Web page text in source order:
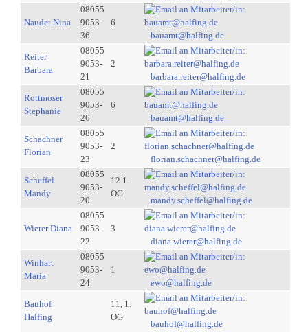
Naudet Nina
08055
9053-
36
6
bauamt@halfing.de
Reiter
Barbara
08055
9053-
21
2
barbara.reiter@halfing.de
Rottmoser
Stephanie
08055
9053-
26
6
bauamt@halfing.de
Schachner
Florian
08055
9053-
23
2
florian.schachner@halfing.de
Scheffel
Mandy
08055
9053-
20
12 1.
OG
mandy.scheffel@halfing.de
Wierer Diana
08055
9053-
22
3
diana.wierer@halfing.de
Winhart
Maria
08055
9053-
24
1
ewo@halfing.de
Bauhof
Halfing
11, 1.
OG
bauhof@halfing.de